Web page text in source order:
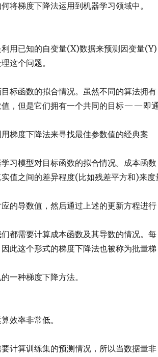
将梯度下降法运用到机器学习领域中。
用已知的自变量(X)数据来预测因变量(Y)
这个问题。
标函数的拟合情况。虽然不同的算法拥有
值，但是它们拥有一个共同的目标——即通
梯度下降法来寻找最佳参数值的经典案
习模型对目标函数的拟合情况。成本函数
值之间的差异程度(比如残差平方和)来度
的导数值，然后通过上述的更新方程进行
都需要计算成本函数及其导数的情况。每
此这个形式的梯度下降法也被称为批量梯
一种梯度下降方法。
效率非常低。
计算训练集的预测情况，所以当数据量非